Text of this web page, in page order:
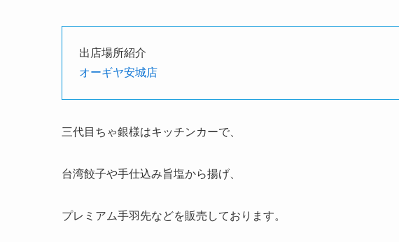
出店場所紹介
オーギヤ安城店
三代目ちゃ銀様はキッチンカーで、
台湾餃子や手仕込み旨塩から揚げ、
プレミアム手羽先などを販売しております。